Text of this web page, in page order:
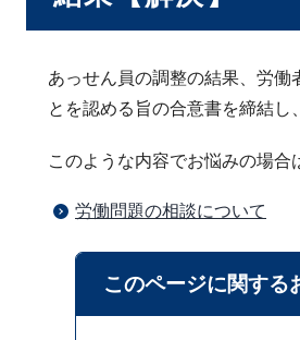
あっせん員の調整の結果、労働
とを認める旨の合意書を締結し
このような内容でお悩みの場合
労働問題の相談について
このページに関する